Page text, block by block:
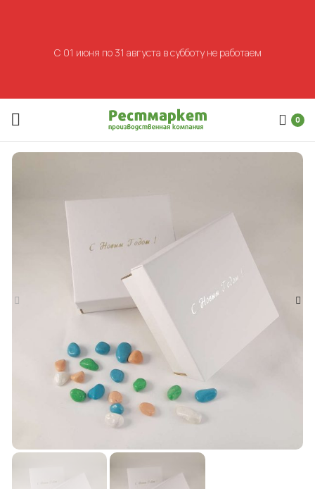
0
С 01 июня по 31 августа в субботу не работаем